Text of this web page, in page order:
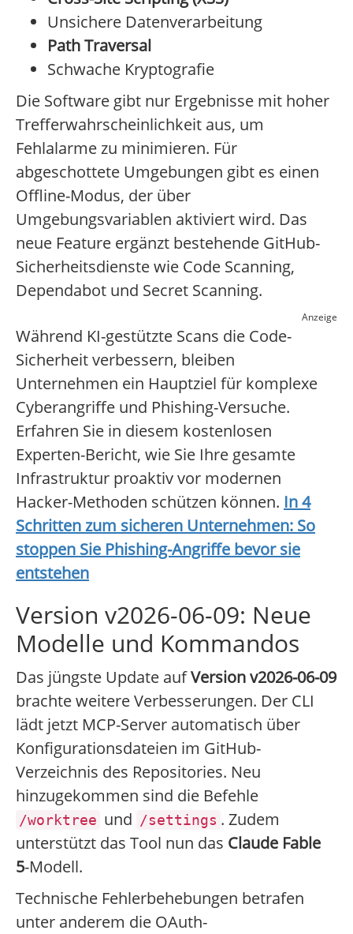
Unsichere Datenverarbeitung
Path Traversal
Schwache Kryptografie
Die Software gibt nur Ergebnisse mit hoher
Trefferwahrscheinlichkeit aus, um
Fehlalarme zu minimieren. Für
abgeschottete Umgebungen gibt es einen
Offline-Modus, der über
Umgebungsvariablen aktiviert wird. Das
neue Feature ergänzt bestehende GitHub-
Sicherheitsdienste wie Code Scanning,
Dependabot und Secret Scanning.
Anzeige
Während KI-gestützte Scans die Code-
Sicherheit verbessern, bleiben
Unternehmen ein Hauptziel für komplexe
Cyberangriffe und Phishing-Versuche.
Erfahren Sie in diesem kostenlosen
Experten-Bericht, wie Sie Ihre gesamte
Infrastruktur proaktiv vor modernen
Hacker-Methoden schützen können. In 4
Schritten zum sicheren Unternehmen: So
stoppen Sie Phishing-Angriffe bevor sie
entstehen
Version v2026-06-09: Neue
Modelle und Kommandos
Das jüngste Update aufVersion v2026-06-09
brachte weitere Verbesserungen. Der CLI
lädt jetzt MCP-Server automatisch über
Konfigurationsdateien im GitHub-
Verzeichnis des Repositories. Neu
hinzugekommen sind die Befehle
/worktree und /settings . Zudem
unterstützt das Tool nun das Claude Fable
5-Modell.
Technische Fehlerbehebungen betrafen
unter anderem die OAuth-